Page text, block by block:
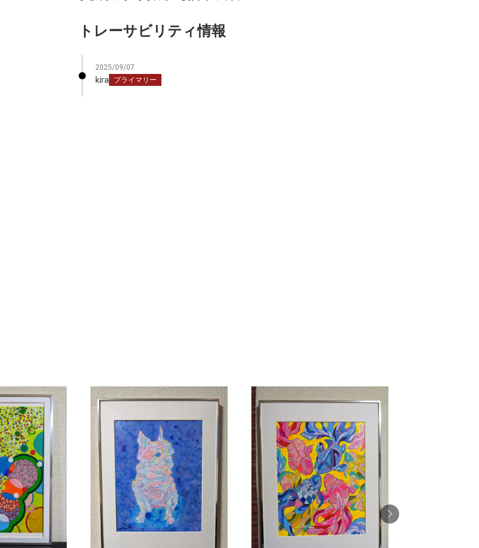
トレーサビリティ情報
2025/09/07
kira プライマリー